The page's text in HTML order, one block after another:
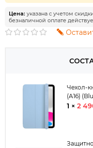
Цена: указана с учетом
безналичной оплате
Чехол-
(A16)
1 × 2